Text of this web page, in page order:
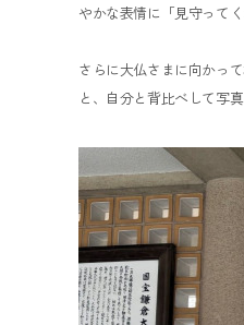
やかな表情に「見守って
さらに大仏さまに向かっ
と、自分と背比べして写